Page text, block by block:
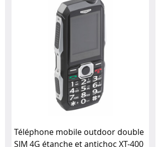
Téléphone mobile outdoor double
SIM 4G étanche et antichoc XT-400